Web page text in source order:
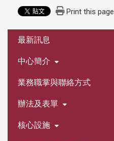
Print this page
最新訊息
中心簡介
業務職掌與聯絡方式
辦法及表單
核心設施